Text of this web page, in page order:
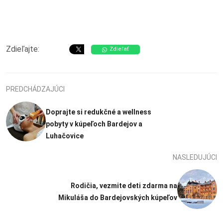
Zdieľajte: Zdieľať
PREDCHÁDZAJÚCI
Doprajte si redukčné a wellness
pobyty v kúpeľoch Bardejov a
Luhačovice
NASLEDUJÚCI
Rodičia, vezmite deti zdarma na
Mikuláša do Bardejovských kúpeľov